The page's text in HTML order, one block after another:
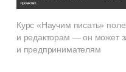
Курс «Научим писать»
и редакторам — он может
и предпринимателям